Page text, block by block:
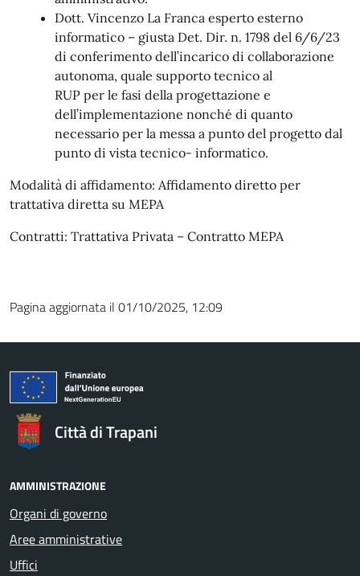
Dott. Vincenzo La Franca esperto esterno
informatico – giusta Det. Dir. n. 1798 del 6/6/23
di conferimento dell’incarico di collaborazione
autonoma, quale supporto tecnico al
RUP per le fasi della progettazione e
dell’implementazione nonché di quanto
necessario per la messa a punto del progetto dal
punto di vista tecnico- informatico.
Modalità di affidamento: Affidamento diretto per
trattativa diretta su MEPA
Contratti: Trattativa Privata – Contratto MEPA
Pagina aggiornata il 01/10/2025, 12:09
Città di Trapani
AMMINISTRAZIONE
Organi di governo
Aree amministrative
Uffici